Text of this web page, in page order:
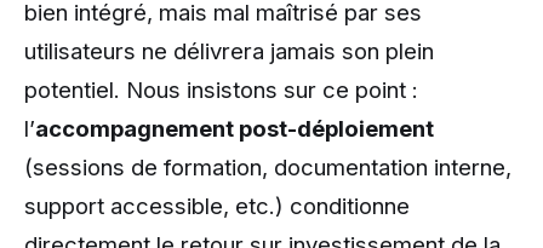
bien intégré, mais mal maîtrisé par ses
utilisateurs ne délivrera jamais son plein
potentiel. Nous insistons sur ce point :
l’accompagnement post-déploiement
(sessions de formation, documentation interne,
support accessible, etc.) conditionne